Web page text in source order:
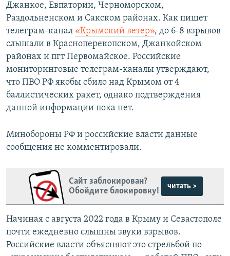
Джанкое, Евпатории, Черноморском,
Раздольненском и Сакском районах. Как пишет
телеграм-канал «Крымский ветер», до 6-8 взрывов
слышали в Красноперекопском, Джанкойском
районах и пгт Первомайское. Российские
мониторинговые телеграм-каналы утверждают,
что ПВО РФ якобы сбило над Крымом от 4
баллистических ракет, однако подтверждения
данной информации пока нет.
Минобороны РФ и российские власти данные
сообщения не комментировали.
Сайт заблокирован?
Обойдите блокировку!
читать >
Начиная с августа 2022 года в Крыму и Севастополе
почти ежедневно слышны звуки взрывов.
Российские власти объясняют это стрельбой по